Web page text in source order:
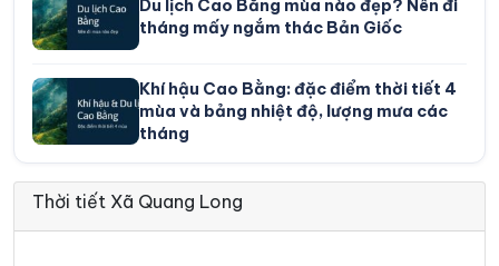
06:00 24° 29°
07:00 27°/33° Trời quang đãng
08:00 29°/35°
Du lịch Cao Bằng mùa nào đẹp? Nên đi
tháng mấy ngắm thác Bản Giốc
Khí hậu Cao Bằng: đặc điểm thời tiết 4
mùa và bảng nhiệt độ, lượng mưa các
tháng
Thời tiết Xã Quang Long